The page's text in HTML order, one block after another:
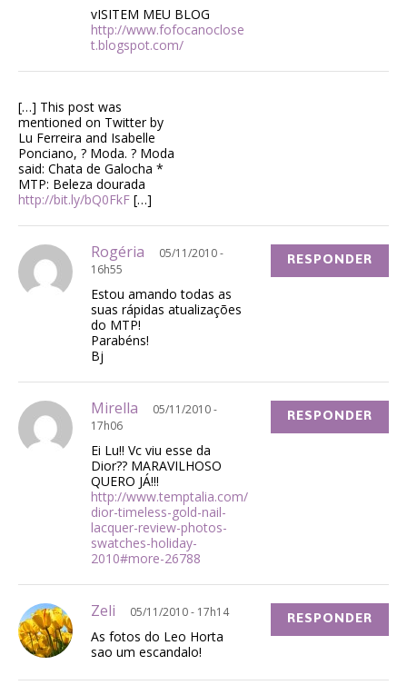
vISITEM MEU BLOG
http://www.fofocanoclose
t.blogspot.com/
[…] This post was
mentioned on Twitter by
Lu Ferreira and Isabelle
Ponciano, ? Moda. ? Moda
said: Chata de Galocha *
MTP: Beleza dourada
http://bit.ly/bQ0FkF […]
Rogéria
05/11/2010 -
16h55
Estou amando todas as
suas rápidas atualizações
do MTP!
Parabéns!
Bj
RESPONDER
Mirella
05/11/2010 -
17h06
Ei Lu!! Vc viu esse da
Dior?? MARAVILHOSO
QUERO JÁ!!!
http://www.temptalia.com/
dior-timeless-gold-nail-
lacquer-review-photos-
swatches-holiday-
2010#more-26788
RESPONDER
Zeli 05/11/2010 - 17h14
As fotos do Leo Horta
sao um escandalo!
RESPONDER